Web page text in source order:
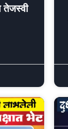
तेजस्वी